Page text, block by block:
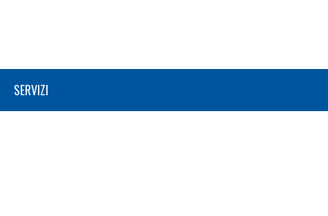
SERVIZI